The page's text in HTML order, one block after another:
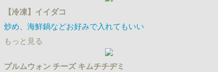
【冷凍】イイダコ
炒め、海鮮鍋などお好みで入れてもいい
もっと見る
プルムウォン チーズ キムチチヂミ